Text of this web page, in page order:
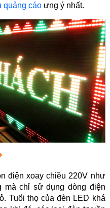
quảng cáo ưng ý nhất.
điện xoay chiều 220V như
mà chỉ sử dụng dòng điện
Tuổi thọ của đèn LED khá